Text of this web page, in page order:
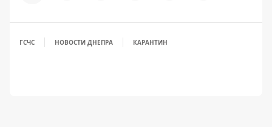
ГСЧС НОВОСТИ ДНЕПРА КАРАНТИН